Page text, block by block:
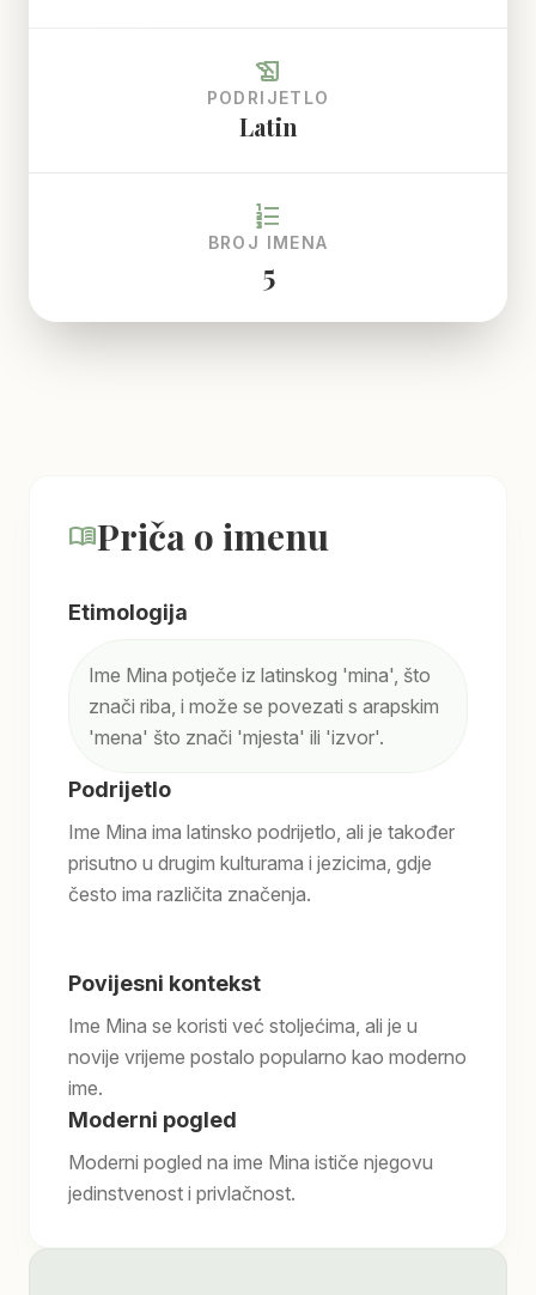
history_edu
PODRIJETLO
Latin
format_list_numbered
BROJ IMENA
5
menu_bookPriča o imenu
Etimologija
Ime Mina potječe iz latinskog 'mina', što
znači riba, i može se povezati s arapskim
'mena' što znači 'mjesta' ili 'izvor'.
Podrijetlo
Ime Mina ima latinsko podrijetlo, ali je također
prisutno u drugim kulturama i jezicima, gdje
često ima različita značenja.
Povijesni kontekst
Ime Mina se koristi već stoljećima, ali je u
novije vrijeme postalo popularno kao moderno
ime.
Moderni pogled
Moderni pogled na ime Mina ističe njegovu
jedinstvenost i privlačnost.